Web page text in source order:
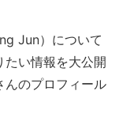
Jun）について
たい情報を大公開
んのプロフィール